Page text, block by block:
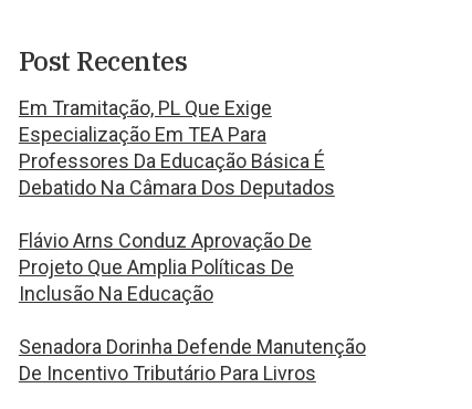
Post Recentes
Em Tramitação, PL Que Exige
Especialização Em TEA Para
Professores Da Educação Básica É
Debatido Na Câmara Dos Deputados
Flávio Arns Conduz Aprovação De
Projeto Que Amplia Políticas De
Inclusão Na Educação
Senadora Dorinha Defende Manutenção
De Incentivo Tributário Para Livros